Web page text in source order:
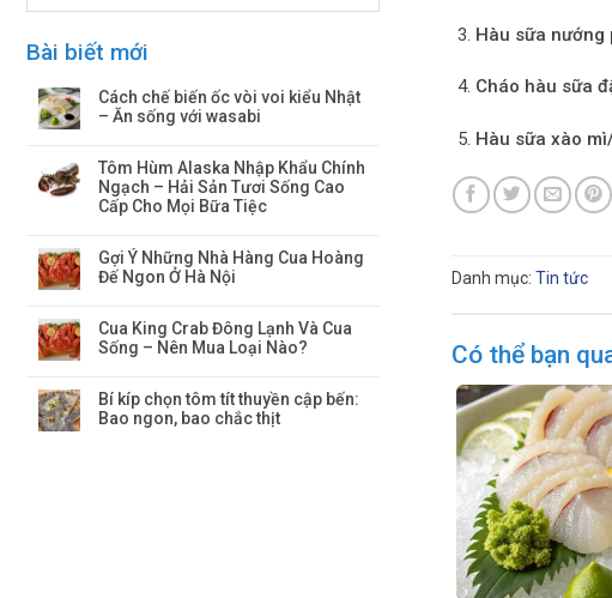
Bài biết mới
Cách chế biến ốc vòi voi kiểu Nhật
– Ăn sống với wasabi
Tôm Hùm Alaska Nhập Khẩu Chính
Ngạch – Hải Sản Tươi Sống Cao
Cấp Cho Mọi Bữa Tiệc
Gợi Ý Những Nhà Hàng Cua Hoàng
Đế Ngon Ở Hà Nội
Cua King Crab Đông Lạnh Và Cua
Sống – Nên Mua Loại Nào?
Bí kíp chọn tôm tít thuyền cập bến:
Bao ngon, bao chắc thịt
Hàu sữa nướng
Cháo hàu sữa
Hàu sữa xào
Danh mục: Tin tức
Có thể bạn